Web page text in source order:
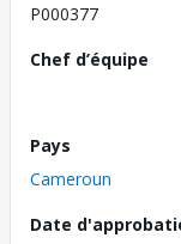
P000377
Chef d’équipe
Pays
Cameroun
Date